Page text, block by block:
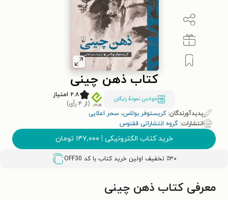
کتاب ذهن چینی
خواندن نمونۀ رایگان
۲.۸ امتیاز
(از ۴ رأی)
پدیدآورندگان:کریستوفر بولاس، سحر اعلایی
انتشارات:گروه انتشاراتی ققنوس
خرید کتاب الکترونیکی | ۱۴۷,۰۰۰ تومان
٪۳۰ تخفیف اولین خرید کتاب با کد OFF30
معرفی کتاب ذهن چینی